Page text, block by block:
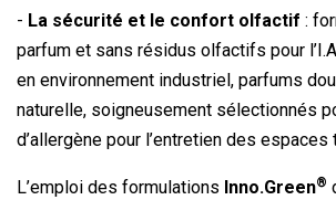
- La sécurité et le confort olfactif :
parfum et sans résidus olfactifs pour
en environnement industriel, parfums
naturelle, soigneusement sélectionnés
d’allergène pour l’entretien des espaces
L’emploi des formulations Inno.Green®